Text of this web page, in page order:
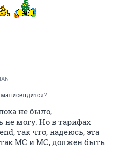
не было,
не могу. Но в тарифах
так что, надеюсь, эта
MC и MC, должен быть